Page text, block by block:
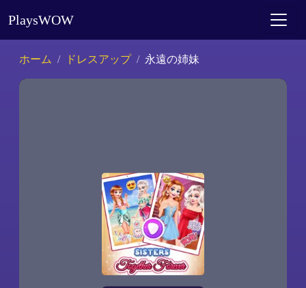
PlaysWOW
ホーム ドレスアップ 永遠の姉妹